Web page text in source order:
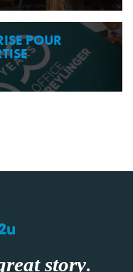
POUR
story.